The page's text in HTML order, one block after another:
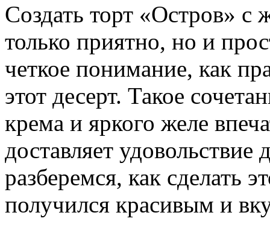
Создать торт «Остров»
только приятно, но и
четкое понимание, как
этот десерт. Такое
крема и яркого желе
доставляет
разберемся, как сделать
получился красивым и